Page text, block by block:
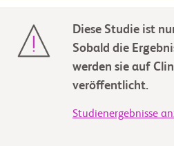
Diese Studie ist
Sobald die
werden sie auf
veröffentlicht.
Studienergebnisse